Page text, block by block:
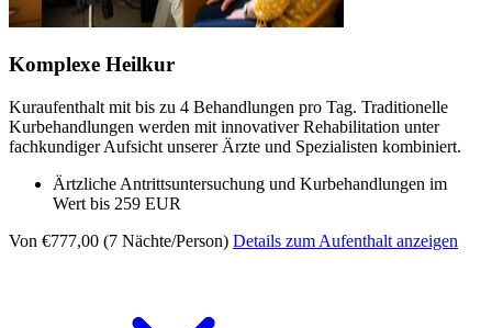
Komplexe Heilkur
Kuraufenthalt mit bis zu 4 Behandlungen pro Tag. Traditionelle
Kurbehandlungen werden mit innovativer Rehabilitation unter
fachkundiger Aufsicht unserer Ärzte und Spezialisten kombiniert.
Ärtzliche Antrittsuntersuchung und Kurbehandlungen im
Wert bis 259 EUR
Von €777,00 (7 Nächte/Person) Details zum Aufenthalt anzeigen